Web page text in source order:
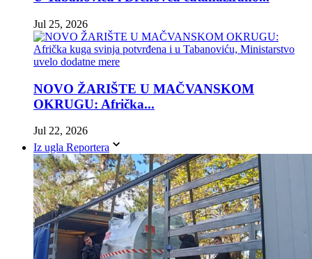
Jul 25, 2026
NOVO ŽARIŠTE U MAČVANSKOM
OKRUGU: Afrička...
Jul 22, 2026
Iz ugla Reportera